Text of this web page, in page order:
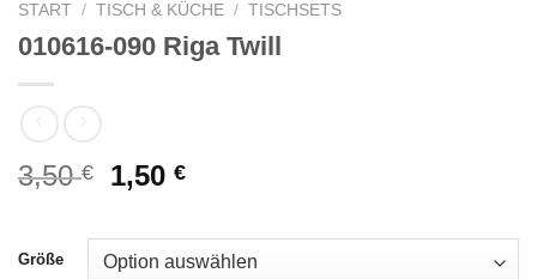
START / TISCH & KÜCHE / TISCHSETS
010616-090 Riga Twill
3,50€
Ursprünglicher
war:
3,50 €
1,50€Aktueller
ist:
1,50 €.
Größe